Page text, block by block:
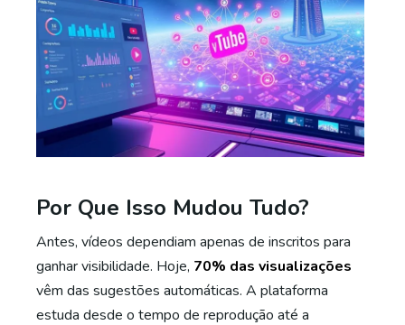
Por Que Isso Mudou Tudo?
Antes, vídeos dependiam apenas de inscritos para
ganhar visibilidade. Hoje, 70% das visualizações
vêm das sugestões automáticas. A plataforma
estuda desde o tempo de reprodução até a